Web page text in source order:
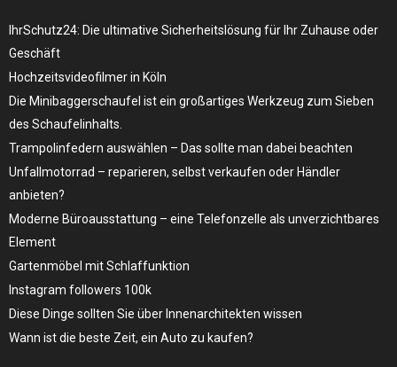
IhrSchutz24: Die ultimative Sicherheitslösung für Ihr Zuhause oder
Geschäft
Hochzeitsvideofilmer in Köln
Die Minibaggerschaufel ist ein großartiges Werkzeug zum Sieben
des Schaufelinhalts.
Trampolinfedern auswählen – Das sollte man dabei beachten
Unfallmotorrad – reparieren, selbst verkaufen oder Händler
anbieten?
Moderne Büroausstattung – eine Telefonzelle als unverzichtbares
Element
Gartenmöbel mit Schlaffunktion
Instagram followers 100k
Diese Dinge sollten Sie über Innenarchitekten wissen
Wann ist die beste Zeit, ein Auto zu kaufen?